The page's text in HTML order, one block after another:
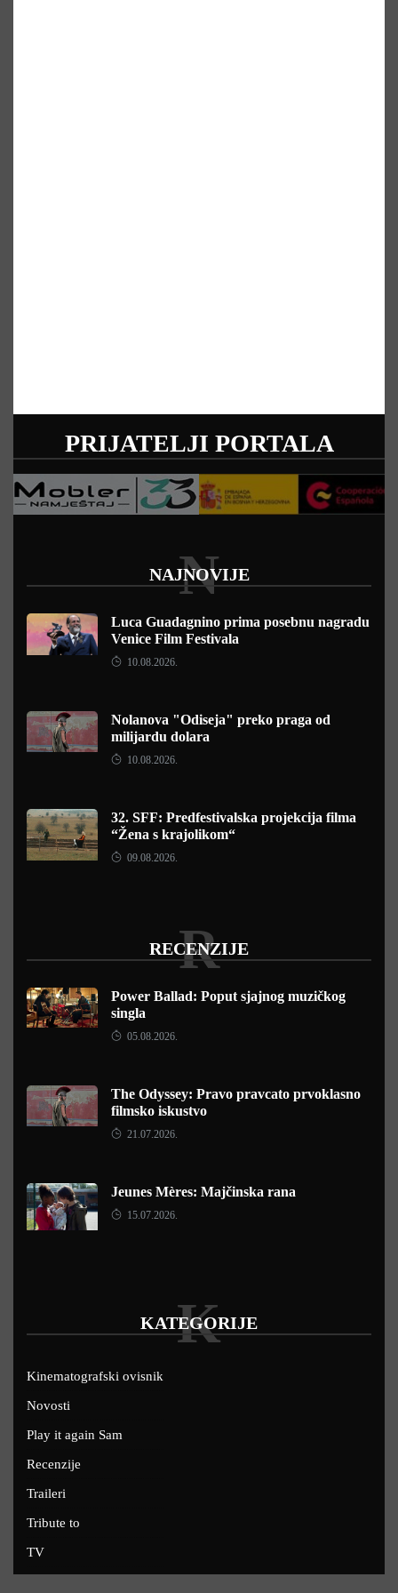
PRIJATELJI PORTALA
NAJNOVIJE
N
Luca Guadagnino prima posebnu nagradu
Venice Film Festivala
10.08.2026.
Nolanova "Odiseja" preko praga od
milijardu dolara
10.08.2026.
32. SFF: Predfestivalska projekcija filma
“Žena s krajolikom“
09.08.2026.
RECENZIJE
R
Power Ballad: Poput sjajnog muzičkog
singla
05.08.2026.
The Odyssey: Pravo pravcato prvoklasno
filmsko iskustvo
21.07.2026.
Jeunes Mères: Majčinska rana
15.07.2026.
KATEGORIJE
K
Kinematografski ovisnik
Novosti
Play it again Sam
Recenzije
Traileri
Tribute to
TV